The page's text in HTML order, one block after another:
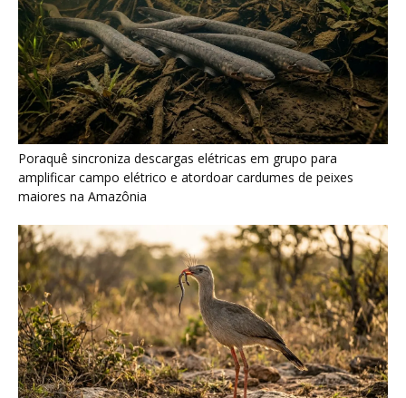
Poraquê sincroniza descargas elétricas em grupo para
amplificar campo elétrico e atordoar cardumes de peixes
maiores na Amazônia